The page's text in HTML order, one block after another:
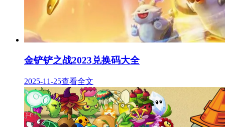
金铲铲之战2023兑换码大全
2025-11-25查看全文